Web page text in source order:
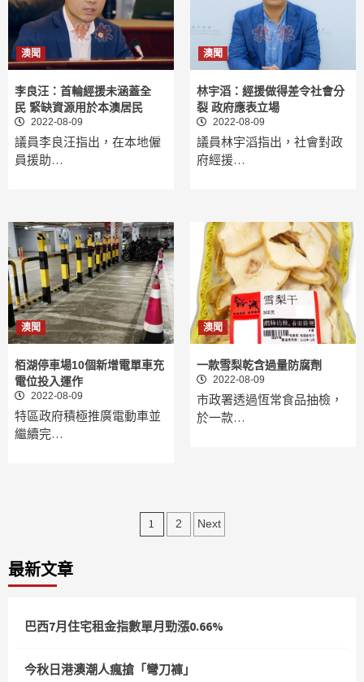
澳聞
李良汪：首輪經援未涵蓋全
民 緊缺資源用於本澳居民
2022-08-09
議員李良汪指出，在本地僱
員援助…
澳聞
林宇滔：經援做得差令社會分
裂 政府應表立場
2022-08-09
議員林宇滔指出，社會對政
府經援…
澳聞
栢湖停車場10個新增電單車充
電位投入運作
2022-08-09
特區政府積極推廣電動車並
繼續完…
澳聞
一款雪梨乾含過量防腐劑
2022-08-09
市政署透過恆常食品抽檢，
於一款…
文
1 2 Next
最新文章
巴西7月住宅租金指數單月勁漲0.66%
今秋日港澳潮人瘋搶「彎刀褲」